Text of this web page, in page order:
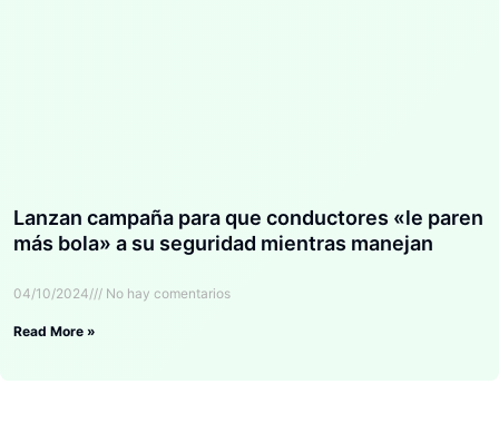
Lanzan campaña para que conductores «le paren
más bola» a su seguridad mientras manejan
04/10/2024 No hay comentarios
Read More »